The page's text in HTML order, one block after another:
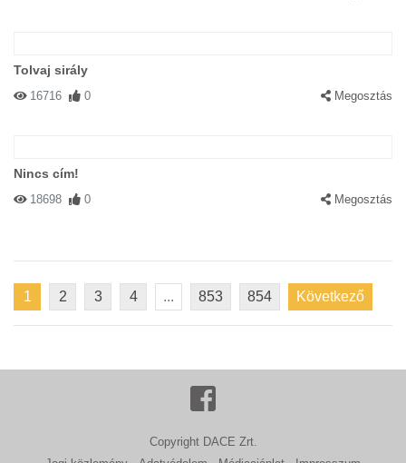
Tolvaj sirály
16716 0 Megosztás
Nincs cím!
18698 0 Megosztás
1 2 3 4 ... 853 854 Következő
Copyright DACE Zrt.